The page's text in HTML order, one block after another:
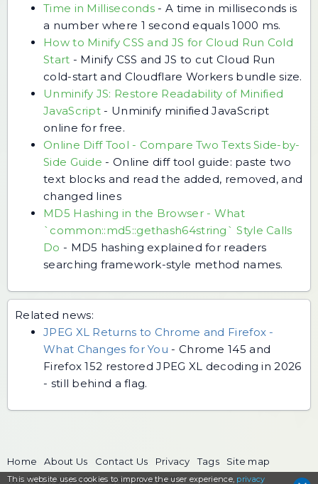
Time in Milliseconds - A time in milliseconds is
a number where 1 second equals 1000 ms.
How to Minify CSS and JS for Cloud Run Cold
Start - Minify CSS and JS to cut Cloud Run
cold-start and Cloudflare Workers bundle size.
Unminify JS: Restore Readability of Minified
JavaScript - Unminify minified JavaScript
online for free.
Online Diff Tool - Compare Two Texts Side-by-
Side Guide - Online diff tool guide: paste two
text blocks and read the added, removed, and
changed lines
MD5 Hashing in the Browser - What
`common::md5::gethash64string` Style Calls
Do - MD5 hashing explained for readers
searching framework-style method names.
Related news:
JPEG XL Returns to Chrome and Firefox -
What Changes for You - Chrome 145 and
Firefox 152 restored JPEG XL decoding in 2026
- still behind a flag.
This website uses cookies to improve the user experience, privacy
Home About Us Contact Us Privacy Tags
Site map
The FreeToolOnline.com, since 2017